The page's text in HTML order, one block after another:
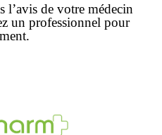
l’avis de votre médecin
un professionnel pour